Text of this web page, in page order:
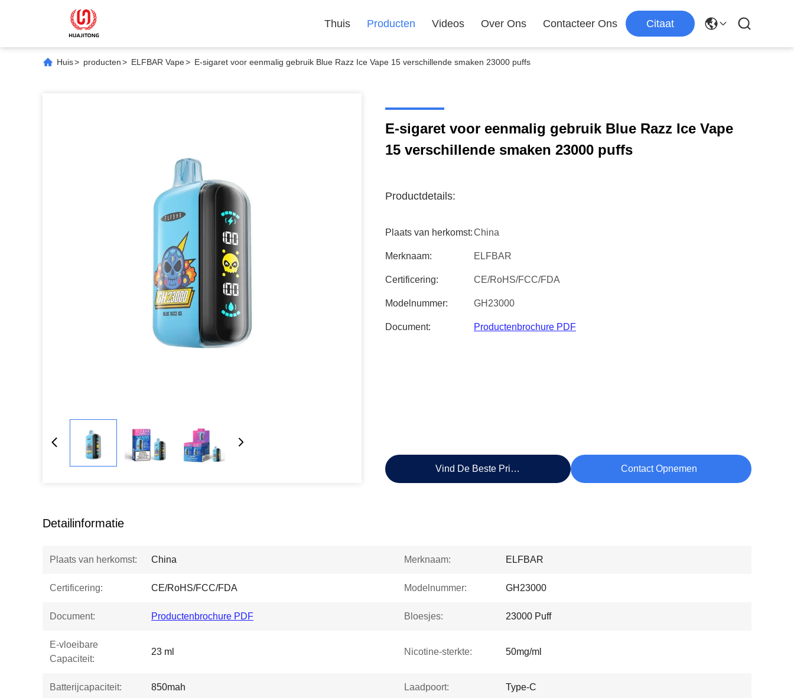
Thuis Producten Videos Over Ons Contacteer Ons Citaat
Huis> producten> ELFBAR Vape> E-sigaret voor eenmalig gebruik Blue Razz Ice Vape 15 verschillende smaken 23000 puffs
E-sigaret voor eenmalig gebruik Blue Razz Ice Vape
15 verschillende smaken 23000 puffs
Productdetails:
Plaats van herkomst:China
Merknaam: ELFBAR
Certificering: CE/RoHS/FCC/FDA
Modelnummer: GH23000
Document: Productenbrochure PDF
Vind De Beste Prijs Contact Opnemen
Detailinformatie
Plaats van herkomst: China Merknaam: ELFBAR
Certificering: CE/RoHS/FCC/FDA Modelnummer: GH23000
Document: Productenbrochure PDF Bloesjes: 23000 Puff
E-vloeibare
Capaciteit:
23 ml Nicotine-sterkte: 50mg/ml
Batterijcapaciteit: 850mah Laadpoort: Type-C